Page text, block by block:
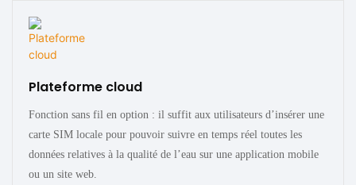
Plateforme cloud
Fonction sans fil en option : il suffit aux utilisateurs d’insérer une
carte SIM locale pour pouvoir suivre en temps réel toutes les
données relatives à la qualité de l’eau sur une application mobile
ou un site web.